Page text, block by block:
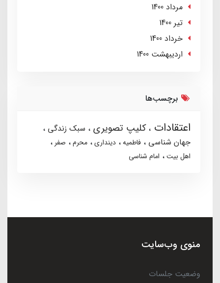
مرداد 1400
تير 1400
خرداد 1400
ارديبهشت 1400
برچسب‌ها
اعتقادات کلیپ تصویری
سبک زندگی
جهان شناسی
فاطمیه دینداری محرم
صفر
اهل بیت
امام شناسی
منوی وب‌سایت
وضعیت جلسات